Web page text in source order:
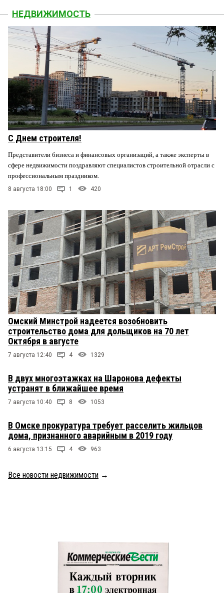
НЕДВИЖИМОСТЬ
С Днем строителя!
Представители бизнеса и финансовых организаций, а также эксперты в
сфере недвижимости поздравляют специалистов строительной отрасли с
профессиональным праздником.
8 августа 18:00 1 420
Омский Минстрой надеется возобновить
строительство дома для дольщиков на 70 лет
Октября в августе
7 августа 12:40 4 1329
В двух многоэтажках на Шаронова дефекты
устранят в ближайшее время
7 августа 10:40 8 1053
В Омске прокуратура требует расселить жильцов
дома, признанного аварийным в 2019 году
6 августа 13:15 4 963
Все новости недвижимости →